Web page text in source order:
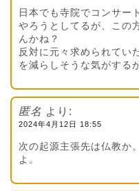
日本でも寺院でコンサー
やろうとしてるが、この
んかね？
反対に元々求められてい
を減らしそうな気がする
匿名 より:
2024年4月12日 18:55
次の起源主張先は仏教か
よ。